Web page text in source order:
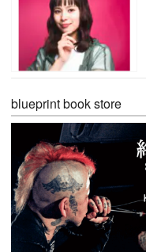
blueprint book store